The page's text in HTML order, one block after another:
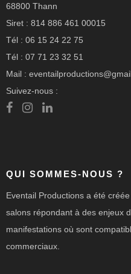
68800 Thann
Siret : 814 886 461 00015
Tél : 06 15 24 22 75
Tél : 07 71 23 32 51
Mail :
Suivez-nous :
QUI SOMMES-NOUS ?
Eventail Productions a été
salons répondant à des enjeux
manifestations où sont
commerciaux.